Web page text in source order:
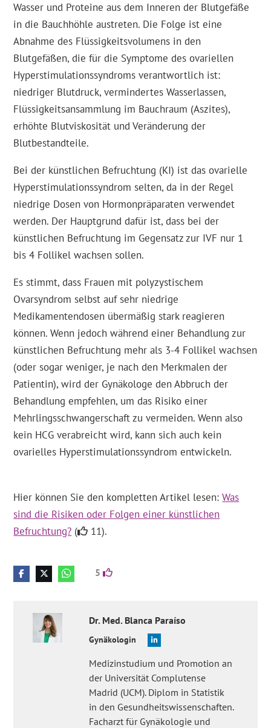
Wasser und Proteine aus dem Inneren der Blutgefäße
in die Bauchhöhle austreten. Die Folge ist eine
Abnahme des Flüssigkeitsvolumens in den
Blutgefäßen, die für die Symptome des ovariellen
Hyperstimulationssyndroms verantwortlich ist:
niedriger Blutdruck, vermindertes Wasserlassen,
Flüssigkeitsansammlung im Bauchraum (Aszites),
erhöhte Blutviskosität und Veränderung der
Blutbestandteile.
Bei der künstlichen Befruchtung (KI) ist das ovarielle
Hyperstimulationssyndrom selten, da in der Regel
niedrige Dosen von Hormonpräparaten verwendet
werden. Der Hauptgrund dafür ist, dass bei der
künstlichen Befruchtung im Gegensatz zur IVF nur 1
bis 4 Follikel wachsen sollen.
Es stimmt, dass Frauen mit polyzystischem
Ovarsyndrom selbst auf sehr niedrige
Medikamentendosen übermäßig stark reagieren
können. Wenn jedoch während einer Behandlung zur
künstlichen Befruchtung mehr als 3-4 Follikel wachsen
(oder sogar weniger, je nach den Merkmalen der
Patientin), wird der Gynäkologe den Abbruch der
Behandlung empfehlen, um das Risiko einer
Mehrlingsschwangerschaft zu vermeiden. Wenn also
kein HCG verabreicht wird, kann sich auch kein
ovarielles Hyperstimulationssyndrom entwickeln.
Hier können Sie den kompletten Artikel lesen:Was
sind die Risiken oder Folgen einer künstlichen
Befruchtung? ( 11).
5
Dr. Med. Blanca Paraíso
Gynäkologin
Medizinstudium und Promotion an
der Universität Complutense
Madrid (UCM). Diplom in Statistik
in den Gesundheitswissenschaften.
Facharzt für Gynäkologie und